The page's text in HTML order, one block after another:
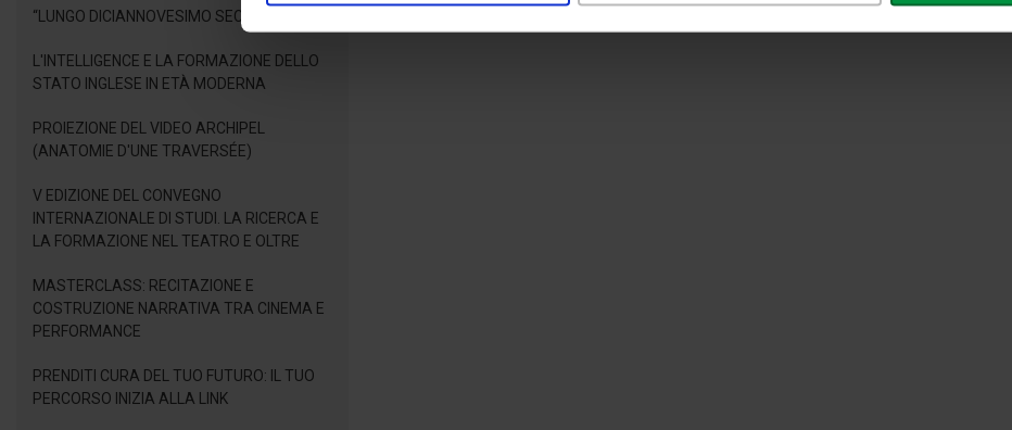
“LUNGO DICIANNOVESIMO SECOLO”
L'INTELLIGENCE E LA FORMAZIONE DELLO
STATO INGLESE IN ETÀ MODERNA
PROIEZIONE DEL VIDEO ARCHIPEL
(ANATOMIE D'UNE TRAVERSÉE)
V EDIZIONE DEL CONVEGNO
INTERNAZIONALE DI STUDI. LA RICERCA E
LA FORMAZIONE NEL TEATRO E OLTRE
MASTERCLASS: RECITAZIONE E
COSTRUZIONE NARRATIVA TRA CINEMA E
PERFORMANCE
PRENDITI CURA DEL TUO FUTURO: IL TUO
PERCORSO INIZIA ALLA LINK